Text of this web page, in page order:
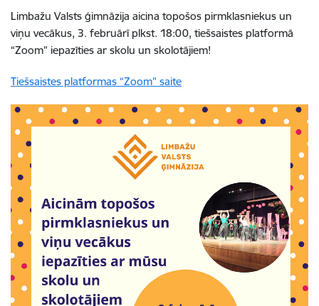
Limbažu Valsts ģimnāzija aicina topošos pirmklasniekus un
viņu vecākus, 3. februārī plkst. 18:00, tiešsaistes platformā
“Zoom” iepazīties ar skolu un skolotājiem!
Tiešsaistes platformas “Zoom” saite